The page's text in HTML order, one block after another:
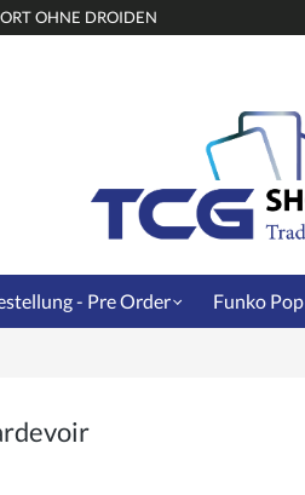
OHNE DROIDEN
- Pre Order Funko Pop